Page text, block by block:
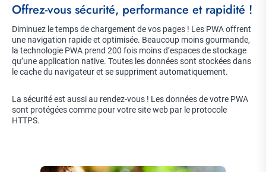
Title
Offrez-vous sécurité, performance et rapidité !
Description
Diminuez le temps de chargement de vos pages ! Les PWA offrent
une navigation rapide et optimisée. Beaucoup moins gourmande,
la technologie PWA prend 200 fois moins d’espaces de stockage
qu’une application native. Toutes les données sont stockées dans
le cache du navigateur et se suppriment automatiquement.
La sécurité est aussi au rendez-vous ! Les données de votre PWA
sont protégées comme pour votre site web par le protocole
HTTPS.